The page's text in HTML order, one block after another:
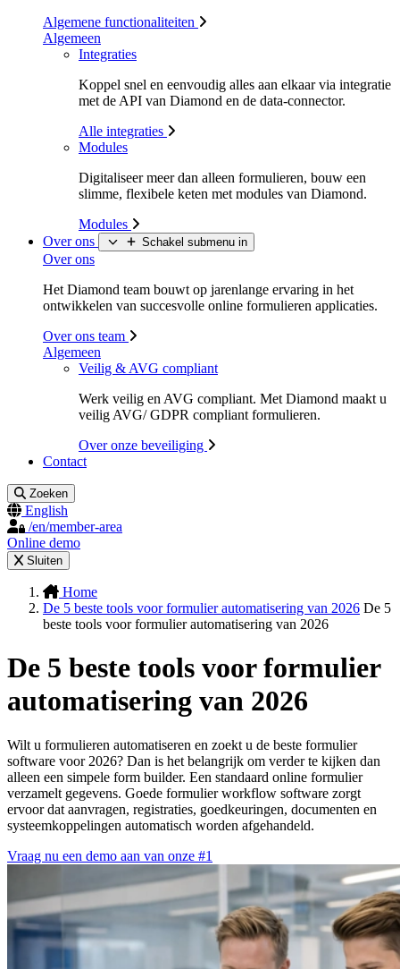
Algemene functionaliteiten
Algemeen
Integraties
Koppel snel en eenvoudig alles aan elkaar via integratie
met de API van Diamond en de data-connector.
Alle integraties
Modules
Digitaliseer meer dan alleen formulieren, bouw een
slimme, flexibele keten met modules van Diamond.
Modules
Over ons
Schakel submenu in
Over ons
Het Diamond team bouwt op jarenlange ervaring in het
ontwikkelen van succesvolle online formulieren applicaties.
Over ons team
Algemeen
Veilig & AVG compliant
Werk veilig en AVG compliant. Met Diamond maakt u
veilig AVG/ GDPR compliant formulieren.
Over onze beveiliging
Contact
Zoeken
English
/en/member-area
Online demo
Sluiten
Home
De 5 beste tools voor formulier automatisering van 2026 De 5
beste tools voor formulier automatisering van 2026
De 5 beste tools voor formulier
automatisering van 2026
Wilt u formulieren automatiseren en zoekt u de beste formulier
software voor 2026? Dan is het belangrijk om verder te kijken dan
alleen een simpele form builder. Een standaard online formulier
verzamelt gegevens. Goede formulier workflow software zorgt
ervoor dat aanvragen, registraties, goedkeuringen, documenten en
systeemkoppelingen automatisch worden afgehandeld.
Vraag nu een demo aan van onze #1